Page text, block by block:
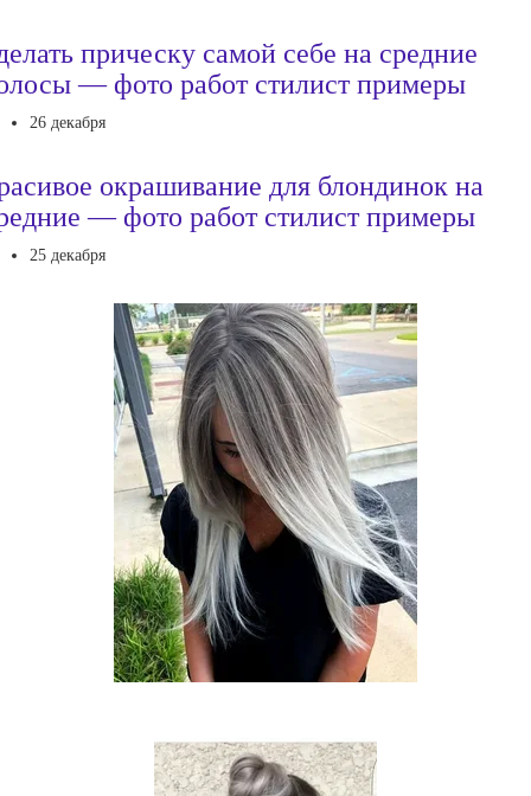
прическу самой себе на средние
— фото работ стилист примеры
26 декабря
окрашивание для блондинок на
— фото работ стилист примеры
25 декабря